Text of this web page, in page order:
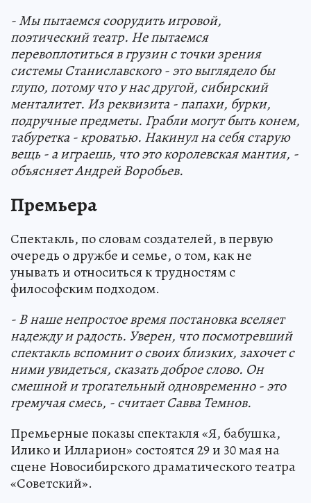
- Мы пытаемся соорудить игровой,
поэтический театр. Не пытаемся
перевоплотиться в грузин с точки зрения
системы Станиславского - это выглядело бы
глупо, потому что у нас другой, сибирский
менталитет. Из реквизита - папахи, бурки,
подручные предметы. Грабли могут быть конем,
табуретка - кроватью. Накинул на себя старую
вещь - а играешь, что это королевская мантия, -
объясняет Андрей Воробьев.
Премьера
Спектакль, по словам создателей, в первую
очередь о дружбе и семье, о том, как не
унывать и относиться к трудностям с
философским подходом.
- В наше непростое время постановка вселяет
надежду и радость. Уверен, что посмотревший
спектакль вспомнит о своих близких, захочет с
ними увидеться, сказать доброе слово. Он
смешной и трогательный одновременно - это
гремучая смесь, - считает Савва Темнов.
Премьерные показы спектакля «Я, бабушка,
Илико и Илларион» состоятся 29 и 30 мая на
сцене Новосибирского драматического театра
«Советский».